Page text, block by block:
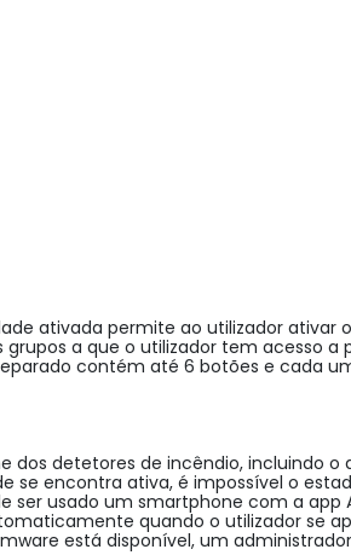
ativada permite ao utilizador ativar
a que o utilizador tem acesso a
contém até 6 botões e cada
dos detetores de incêndio, incluindo o
se encontra ativa, é impossível o
usado um smartphone com a app
quando o utilizador se
está disponível, um